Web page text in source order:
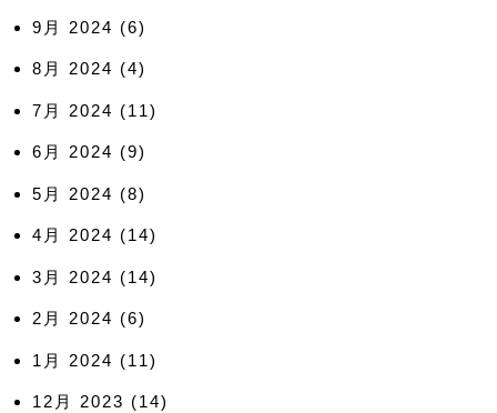
9月 2024 (6)
8月 2024 (4)
7月 2024 (11)
6月 2024 (9)
5月 2024 (8)
4月 2024 (14)
3月 2024 (14)
2月 2024 (6)
1月 2024 (11)
12月 2023 (14)